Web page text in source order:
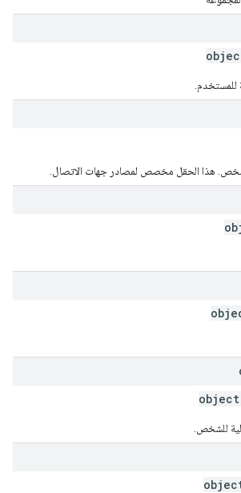
للمستخدم.
هذا الحقل مخصص لمصادر جهات الاتصال.
للشخص.